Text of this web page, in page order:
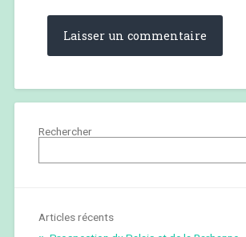
Rechercher
Articles récents